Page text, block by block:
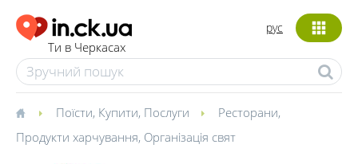
Ти в Черкасах
рус
Поїсти, Купити, Послуги Ресторани,
Продукти харчування, Організація свят